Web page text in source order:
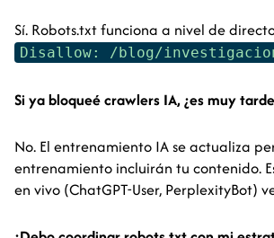
Sí. Robots.txt funciona a nivel de
Disallow: /blog/
Si ya bloqueé crawlers IA, ¿es muy
No. El entrenamiento IA se actualiza
entrenamiento incluirán tu contenido.
en vivo (ChatGPT-User,